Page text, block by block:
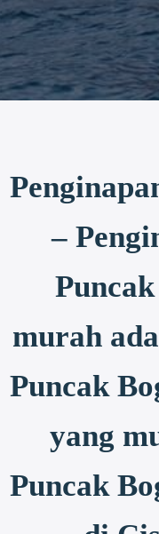
–
murah
Puncak
yang
Puncak